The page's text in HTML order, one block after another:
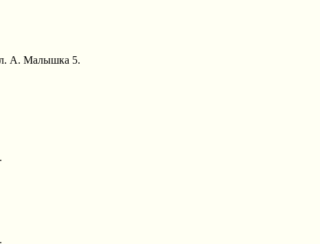
А. Малышка 5.